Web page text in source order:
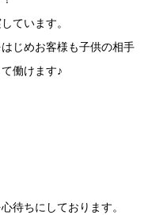
ています。
じめお客様も子供の相手
働けます♪
待ちにしております。